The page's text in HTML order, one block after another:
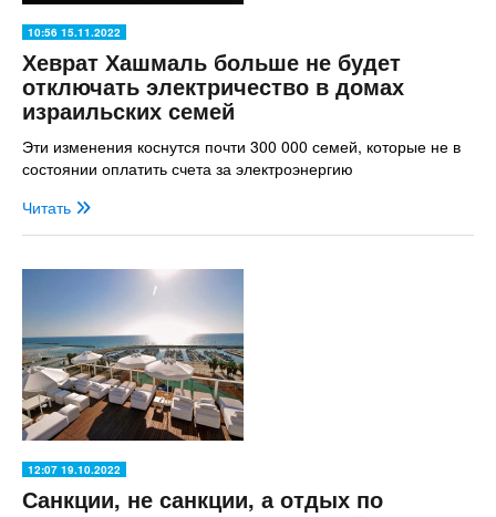
10:56 15.11.2022
Хеврат Хашмаль больше не будет
отключать электричество в домах
израильских семей
Эти изменения коснутся почти 300 000 семей, которые не в
состоянии оплатить счета за электроэнергию
Читать
12:07 19.10.2022
Санкции, не санкции, а отдых по